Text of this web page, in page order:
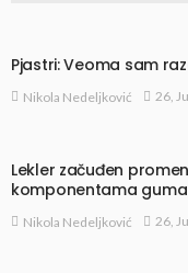
Pjastri: Veoma sam
Nikola Nedeljković 26,
Lekler začuđen
komponentama guma
Nikola Nedeljković 26,